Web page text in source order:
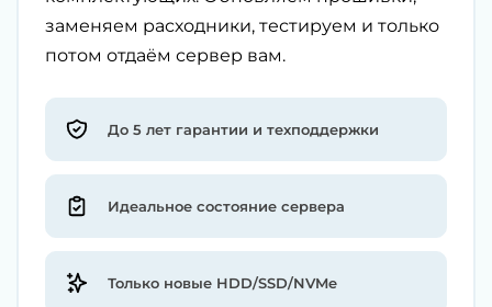
заменяем расходники, тестируем и только
потом отдаём сервер вам.
До 5 лет гарантии и техподдержки
Идеальное состояние сервера
Только новые HDD/SSD/NVMe